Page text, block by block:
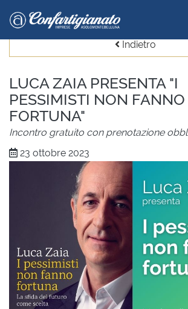
Indietro
LUCA ZAIA PRESENTA "I
PESSIMISTI NON FANNO
FORTUNA"
Incontro gratuito con prenotazione
23 ottobre 2023